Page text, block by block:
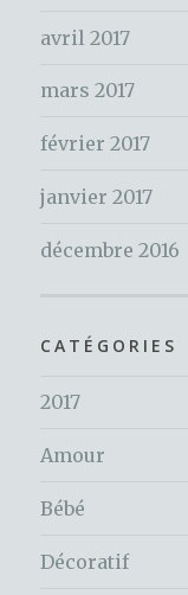
avril 2017
mars 2017
février 2017
janvier 2017
décembre 2016
CATÉGORIES
2017
Amour
Bébé
Décoratif